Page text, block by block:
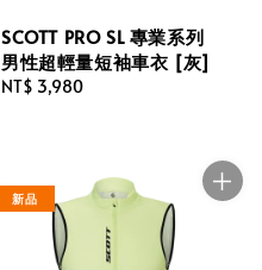
SCOTT PRO SL 專業系列
男性超輕量短袖車衣 [灰]
Regular
NT$ 3,980
新品